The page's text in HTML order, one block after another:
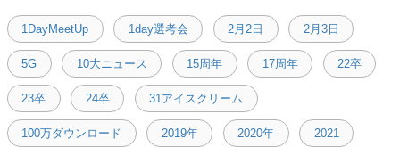
1DayMeetUp 1day選考会 2月2日 2月3日
5G 10大ニュース 15周年 17周年 22卒
23卒 24卒 31アイスクリーム
100万ダウンロード 2019年 2020年 2021